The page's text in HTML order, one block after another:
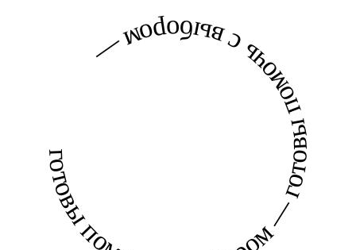
готовы помочь с выбором — готовы помочь с выбором —